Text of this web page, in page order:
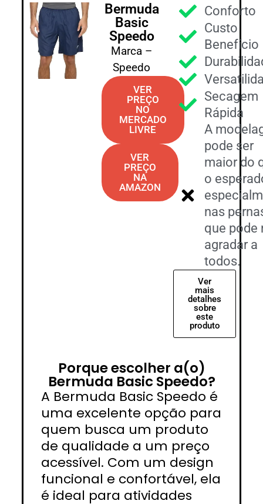
Bermuda
Basic
Speedo
Marca –
Speedo
VER
PREÇO
NO
MERCADO
LIVRE
VER
PREÇO
NA
AMAZON
Conforto
Custo
Benefício
Secagem
Rápida
A
pode ser
maior do
o
nas
que pode
agradar a
todos.
Ver
mais
detalhes
sobre
este
produto
Porque escolher a(o)
Bermuda Basic Speedo?
A Bermuda Basic Speedo é
uma excelente opção para
quem busca um produto
de qualidade a um preço
acessível. Com um design
funcional e confortável, ela
é ideal para atividades